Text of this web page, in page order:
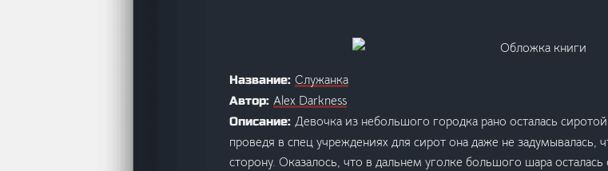
Название: Служанка
Автор: Alex Darkness
Описание: Девочка из небольшого городка рано осталась
проведя в спец учреждениях для сирот она даже не
сторону. Оказалось, что в дальнем уголке большого шара